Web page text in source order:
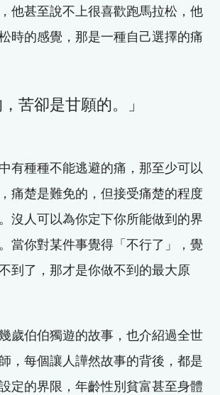
他甚至說不上很喜歡跑馬拉松，他
時的感覺，那是一種自己選擇的痛
苦卻是甘願的。」
有種種不能逃避的痛，那至少可以
痛楚是難免的，但接受痛楚的程度
沒人可以為你定下你所能做到的界
當你對某件事覺得「不行了」，覺
到了，那才是你做不到的最大原
歲伯伯獨遊的故事，也介紹過全世
，每個讓人譁然故事的背後，都是
定的界限，年齡性別貧富甚至身體